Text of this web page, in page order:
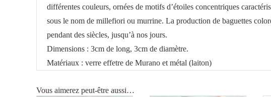
différentes couleurs, ornées de motifs d’étoiles concentriques
sous le nom de millefiori ou murrine. La production de baguettes
pendant des siècles, jusqu’à nos jours.
Dimensions : 3cm de long, 3cm de diamètre.
Matériaux : verre effetre de Murano et métal (laiton)
Vous aimerez peut-être aussi…